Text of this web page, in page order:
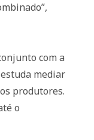
com a
mediar
produtores.
o